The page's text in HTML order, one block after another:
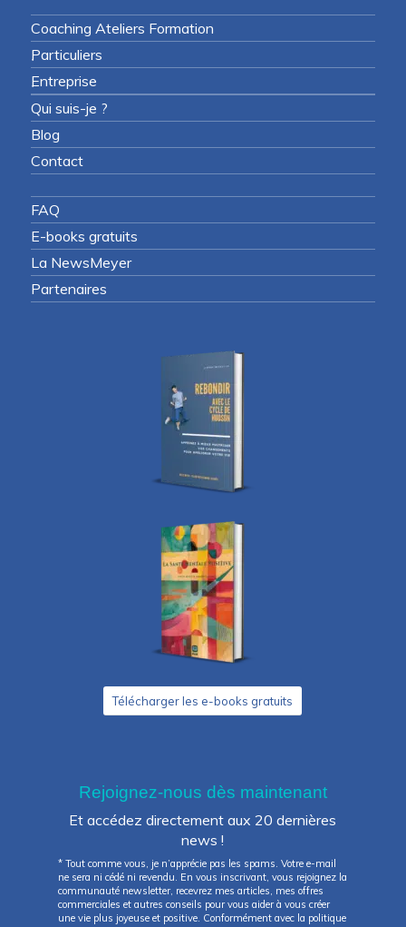
Coaching Ateliers Formation
Particuliers
Entreprise
Qui suis-je ?
Blog
Contact
FAQ
E-books gratuits
La NewsMeyer
Partenaires
Télécharger les e-books gratuits
Rejoignez-nous dès maintenant
Et accédez directement aux 20 dernières
news !
* Tout comme vous, je n’apprécie pas les spams. Votre e-mail
ne sera ni cédé ni revendu. En vous inscrivant, vous rejoignez la
communauté newsletter, recevrez mes articles, mes offres
commerciales et autres conseils pour vous aider à vous créer
une vie plus joyeuse et positive. Conformément avec la politique